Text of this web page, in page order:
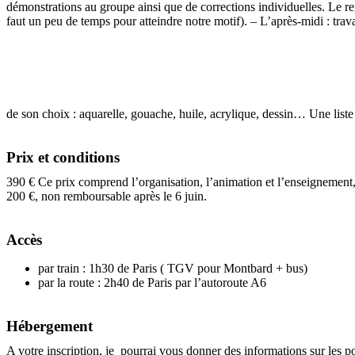
démonstrations au groupe ainsi que de corrections individuelles. Le
faut un peu de temps pour atteindre notre motif). – L’après-midi :
de son choix : aquarelle, gouache, huile, acrylique, dessin… Une
Prix et conditions
390 € Ce prix comprend l’organisation, l’animation et
200 €, non remboursable après le 6 juin.
Accès
par train : 1h30 de Paris ( TGV pour Montbard + bus)
par la route : 2h40 de Paris par l’autoroute A6
Hébergement
A votre inscription, je pourrai vous donner des informations sur les